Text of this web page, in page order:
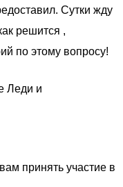
Сутки жду
решится ,
по этому вопросу!
Леди и
принять участие в